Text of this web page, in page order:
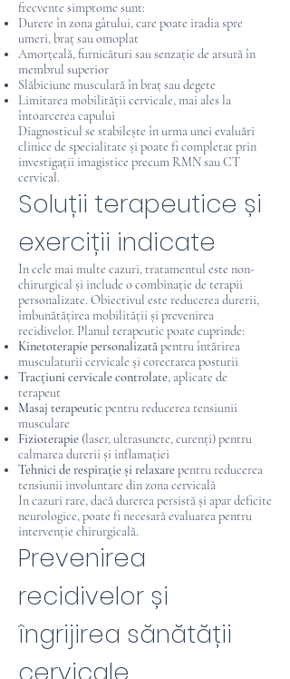
frecvente simptome sunt:
Durere în zona gâtului, care poate iradia spre
umeri, braț sau omoplat
Amorțeală, furnicături sau senzație de arsură în
membrul superior
Slăbiciune musculară în braț sau degete
Limitarea mobilității cervicale, mai ales la
întoarcerea capului
Diagnosticul se stabilește în urma unei evaluări
clinice de specialitate și poate fi completat prin
investigații imagistice precum RMN sau CT
cervical.
Soluții terapeutice și
exerciții indicate
În cele mai multe cazuri, tratamentul este non-
chirurgical și include o combinație de terapii
personalizate. Obiectivul este reducerea durerii,
îmbunătățirea mobilității și prevenirea
recidivelor. Planul terapeutic poate cuprinde:
Kinetoterapie personalizatăpentru întărirea
musculaturii cervicale și corectarea posturii
Tracțiuni cervicale controlate, aplicate de
terapeut
Masaj terapeuticpentru reducerea tensiunii
musculare
Fizioterapie (laser, ultrasunete, curenți) pentru
calmarea durerii și inflamației
Tehnici de respirație și relaxarepentru reducerea
tensiunii involuntare din zona cervicală
În cazuri rare, dacă durerea persistă și apar deficite
neurologice, poate fi necesară evaluarea pentru
intervenție chirurgicală.
Prevenirea
recidivelor și
îngrijirea sănătății